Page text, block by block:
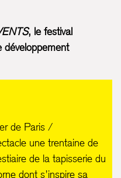
, le festival
de Paris /
une trentaine de
de la tapisserie du
dont s’inspire sa